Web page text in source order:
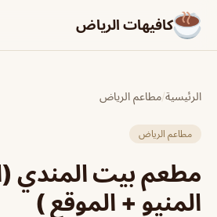
كافيهات الرياض
الرئيسية/مطاعم الرياض
مطاعم الرياض
مطعم بيت المندي
المنيو + الموقع )